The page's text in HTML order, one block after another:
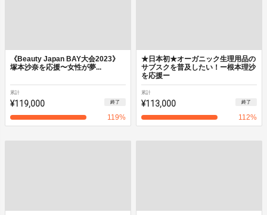
《Beauty Japan BAY大会2023》
塚本沙奈を応援〜女性が夢...
累計
¥119,000 終了
119%
★日本初★オーガニック生理用品の
サブスクを普及したい！ー根本理沙
を応援ー
累計
¥113,000 終了
112%